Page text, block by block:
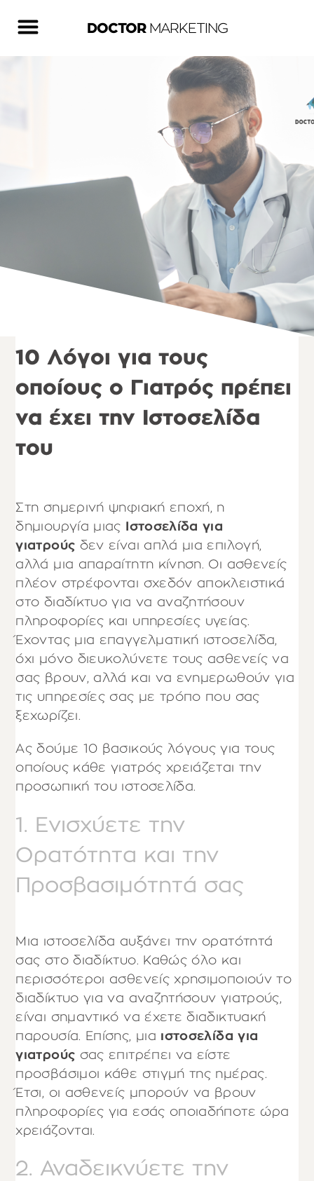
DOCTORMARKETING
10 Λόγοι για τους
οποίους ο Γιατρός πρέπει
να έχει την Ιστοσελίδα
του
Στη σημερινή ψηφιακή εποχή, η
δημιουργία μιας
Ιστοσελίδα για
γιατρούς δεν είναι απλά μια επιλογή,
αλλά μια απαραίτητη κίνηση. Οι ασθενείς
πλέον στρέφονται σχεδόν αποκλειστικά
στο διαδίκτυο για να αναζητήσουν
πληροφορίες και υπηρεσίες υγείας.
Έχοντας μια επαγγελματική ιστοσελίδα,
όχι μόνο διευκολύνετε τους ασθενείς να
σας βρουν, αλλά και να ενημερωθούν για
τις υπηρεσίες σας με τρόπο που σας
ξεχωρίζει.
Ας δούμε 10 βασικούς λόγους για τους
οποίους κάθε γιατρός χρειάζεται την
προσωπική του ιστοσελίδα.
1. Ενισχύετε την
Ορατότητα και την
Προσβασιμότητά σας
Μια ιστοσελίδα αυξάνει την ορατότητά
σας στο διαδίκτυο. Καθώς όλο και
περισσότεροι ασθενείς χρησιμοποιούν το
διαδίκτυο για να αναζητήσουν γιατρούς,
είναι σημαντικό να έχετε διαδικτυακή
παρουσία. Επίσης, μια ιστοσελίδα για
γιατρούς σας επιτρέπει να είστε
προσβάσιμοι κάθε στιγμή της ημέρας.
Έτσι, οι ασθενείς μπορούν να βρουν
πληροφορίες για εσάς οποιαδήποτε ώρα
χρειάζονται.
2. Αναδεικνύετε την